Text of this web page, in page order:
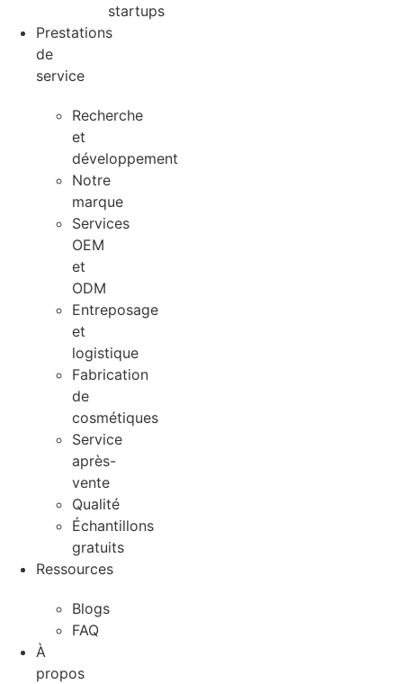
startups
Prestations
de
service
Recherche
et
développement
Notre
marque
Services
OEM
et
ODM
Entreposage
et
logistique
Fabrication
de
cosmétiques
Service
après-
vente
Qualité
Échantillons
gratuits
Ressources
Blogs
FAQ
À
propos